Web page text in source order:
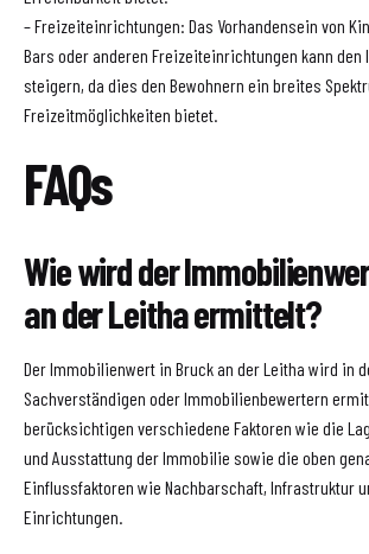
– Freizeiteinrichtungen: Das Vorhandensein von
Bars oder anderen Freizeiteinrichtungen kann
steigern, da dies den Bewohnern ein breites
Freizeitmöglichkeiten bietet.
FAQs
Wie wird der
an der Leitha ermittelt?
Der Immobilienwert in Bruck an der Leitha wird in
Sachverständigen oder Immobilienbewertern
berücksichtigen verschiedene Faktoren wie die
und Ausstattung der Immobilie sowie die oben
Einflussfaktoren wie Nachbarschaft, Infrastruktur
Einrichtungen.